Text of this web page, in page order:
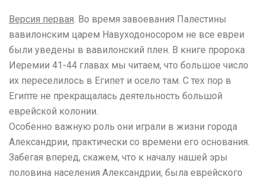
Версия первая. Во время завоевания Палестины
вавилонским царем Навуходоносором не все евреи
были уведены в вавилонский плен. В книге пророка
Иеремии 41-44 главах мы читаем, что большое число
их переселилось в Египет и осело там. С тех пор в
Египте не прекращалась деятельность большой
еврейской колонии.
Особенно важную роль они играли в жизни города
Александрии, практически со времени его основания.
Забегая вперед, скажем, что к началу нашей эры
половина населения Александрии, была еврейского